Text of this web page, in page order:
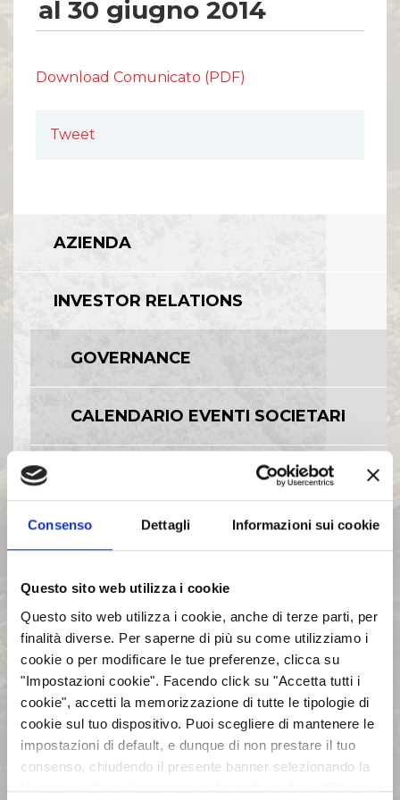
Consenso Dettagli Informazioni sui cookie
Questo sito web utilizza i cookie
Questo sito web utilizza i cookie, anche di terze parti, per
finalità diverse. Per saperne di più su come utilizziamo i
cookie o per modificare le tue preferenze, clicca su
"Impostazioni cookie". Facendo click su "Accetta tutti i
cookie", accetti la memorizzazione di tutte le tipologie di
cookie sul tuo dispositivo. Puoi scegliere di mantenere le
impostazioni di default, e dunque di non prestare il tuo
consenso, chiudendo il presente banner selezionando la
X posta in alto a destra oppure facendo click su “Rifiuta
Organi Sociali
al 30 giugno 2014
Download Comunicato (PDF)
Tweet
AZIENDA
INVESTOR RELATIONS
GOVERNANCE
CALENDARIO EVENTI SOCIETARI
EVENTI E DOCUMENTAZIONE
DISPONIBILE
BILANCI E RELAZIONI
ASSEMBLEE
COMUNICATI STAMPA
ARCHIVIO 2017